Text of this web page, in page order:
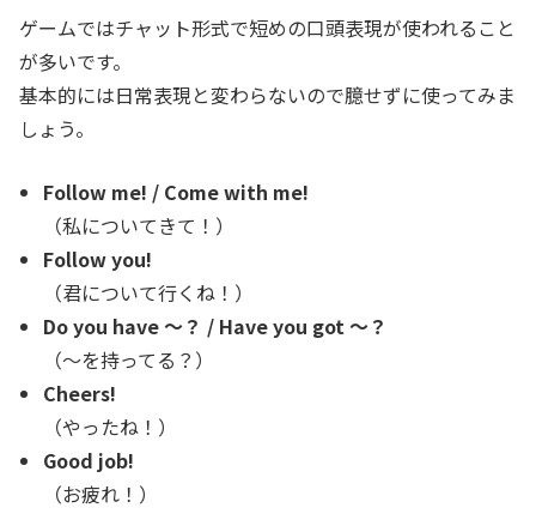
ゲームではチャット形式で短めの口頭表現が使われること
が多いです。
基本的には日常表現と変わらないので臆せずに使ってみま
しょう。
Follow me! / Come with me!
（私についてきて！）
Follow you!
（君について行くね！）
Do you have 〜？ / Have you got 〜？
（〜を持ってる？）
Cheers!
（やったね！）
Good job!
（お疲れ！）